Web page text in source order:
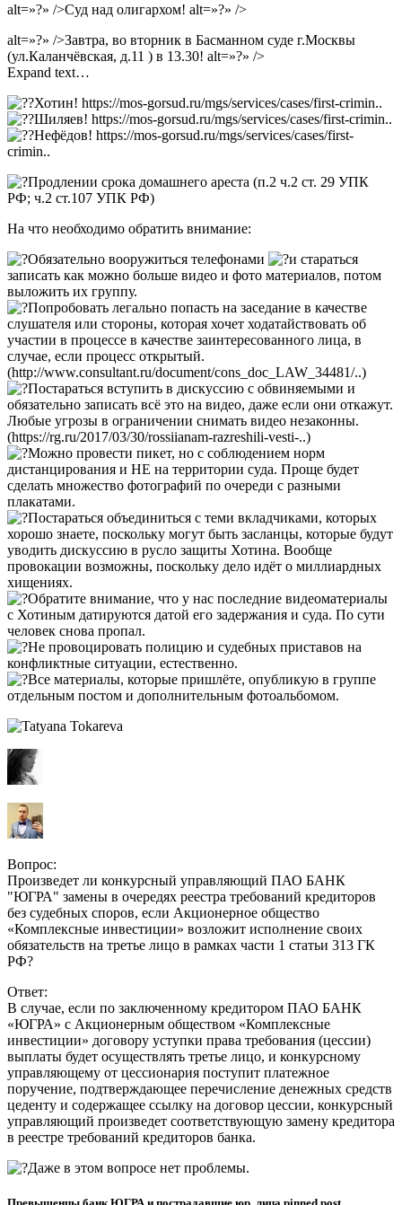
alt=»?» />Суд над олигархом! alt=»?» />
alt=»?» />Завтра, во вторник в Басманном суде г.Москвы
(ул.Каланчёвская, д.11 ) в 13.30! alt=»?» />
Expand text…
Хотин! https://mos-gorsud.ru/mgs/services/cases/first-crimin..
Шиляев! https://mos-gorsud.ru/mgs/services/cases/first-crimin..
Нефёдов! https://mos-gorsud.ru/mgs/services/cases/first-
crimin..
Продлении срока домашнего ареста (п.2 ч.2 ст. 29 УПК
РФ; ч.2 ст.107 УПК РФ)
На что необходимо обратить внимание:
Обязательно вооружиться телефонами
и стараться
записать как можно больше видео и фото материалов, потом
выложить их группу.
Попробовать легально попасть на заседание в качестве
слушателя или стороны, которая хочет ходатайствовать об
участии в процессе в качестве заинтересованного лица, в
случае, если процесс открытый.
(http://www.consultant.ru/document/cons_doc_LAW_34481/..)
Постараться вступить в дискуссию с обвиняемыми и
обязательно записать всё это на видео, даже если они откажут.
Любые угрозы в ограничении снимать видео незаконны.
(https://rg.ru/2017/03/30/rossiianam-razreshili-vesti-..)
Можно провести пикет, но с соблюдением норм
дистанцирования и НЕ на территории суда. Проще будет
сделать множество фотографий по очереди с разными
плакатами.
Постараться объединиться с теми вкладчиками, которых
хорошо знаете, поскольку могут быть засланцы, которые будут
уводить дискуссию в русло защиты Хотина. Вообще
провокации возможны, поскольку дело идёт о миллиардных
хищениях.
Обратите внимание, что у нас последние видеоматериалы
с Хотиным датируются датой его задержания и суда. По сути
человек снова пропал.
Не провоцировать полицию и судебных приставов на
конфликтные ситуации, естественно.
Все материалы, которые пришлёте, опубликую в группе
отдельным постом и дополнительным фотоальбомом.
Вопрос:
Произведет ли конкурсный управляющий ПАО БАНК
"ЮГРА" замены в очередях реестра требований кредиторов
без судебных споров, если Акционерное общество
«Комплексные инвестиции» возложит исполнение своих
обязательств на третье лицо в рамках части 1 статьи 313 ГК
РФ?
Ответ:
В случае, если по заключенному кредитором ПАО БАНК
«ЮГРА» с Акционерным обществом «Комплексные
инвестиции» договору уступки права требования (цессии)
выплаты будет осуществлять третье лицо, и конкурсному
управляющему от цессионария поступит платежное
поручение, подтверждающее перечисление денежных средств
цеденту и содержащее ссылку на договор цессии, конкурсный
управляющий произведет соответствующую замену кредитора
в реестре требований кредиторов банка.
Даже в этом вопросе нет проблемы.